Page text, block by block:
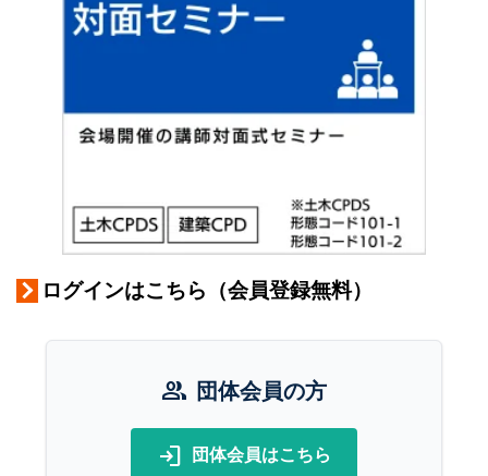
ログインはこちら（会員登録無料）
group 団体会員の方
login 団体会員はこちら